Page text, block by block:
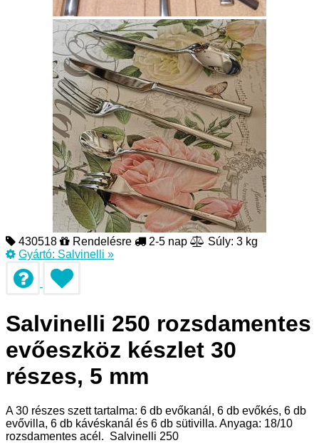
430518 Rendelésre 2-5 nap
Súly: 3 kg
Gyártó: Salvinelli »
Salvinelli 250 rozsdamentes
evőeszköz készlet 30
részes, 5 mm
A 30 részes szett tartalma: 6 db evőkanál, 6 db evőkés, 6 db
evővilla, 6 db kávéskanál és 6 db sütivilla. Anyaga: 18/10
rozsdamentes acél. Salvinelli 250